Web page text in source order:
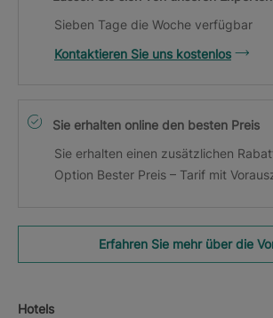
Sieben Tage die Woche verfügbar
Kontaktieren Sie uns kostenlos
Sie erhalten online den besten Preis
Sie erhalten einen zusätzlichen
Option Bester Preis – Tarif mit
Erfahren Sie mehr über die
Hotels